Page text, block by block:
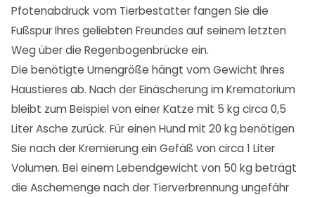
Pfotenabdruck vom Tierbestatter fangen Sie die
Fußspur Ihres geliebten Freundes auf seinem letzten
Weg über die Regenbogenbrücke ein.
Die benötigte Urnengröße hängt vom Gewicht Ihres
Haustieres ab. Nach der Einäscherung im Krematorium
bleibt zum Beispiel von einer Katze mit 5 kg circa 0,5
Liter Asche zurück. Für einen Hund mit 20 kg benötigen
Sie nach der Kremierung ein Gefäß von circa 1 Liter
Volumen. Bei einem Lebendgewicht von 50 kg beträgt
die Aschemenge nach der Tierverbrennung ungefähr